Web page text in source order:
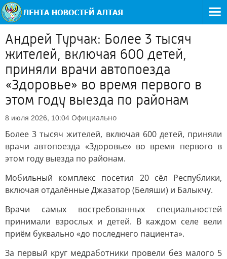
Андрей Турчак: Более 3 тысяч
жителей, включая 600 детей,
приняли врачи автопоезда
«Здоровье» во время первого в
этом году выезда по районам
8 июля 2026, 10:04 Официально
Более 3 тысяч жителей, включая 600 детей, приняли
врачи автопоезда «Здоровье» во время первого в
этом году выезда по районам.
Мобильный комплекс посетил 20 сёл Республики,
включая отдалённые Джазатор (Беляши) и Балыкчу.
Врачи самых востребованных специальностей
принимали взрослых и детей. В каждом селе вели
приём буквально «до последнего пациента».
За первый круг медработники провели без малого 5